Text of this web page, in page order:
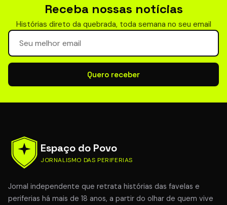
Receba nossas notícias
Histórias direto da quebrada, toda semana no seu email
Seu email para newsletter
Quero receber
Espaço do Povo
JORNALISMO DAS PERIFERIAS
Jornal independente que retrata histórias das favelas e
periferias há mais de 18 anos, a partir do olhar de quem vive